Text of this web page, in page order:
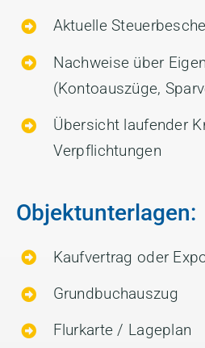
Aktuelle
Nachweise über
(Kontoauszüge,
Übersicht laufender
Verpflichtungen
Objektunterlagen:
Kaufvertrag oder
Grundbuchauszug
Flurkarte / Lageplan